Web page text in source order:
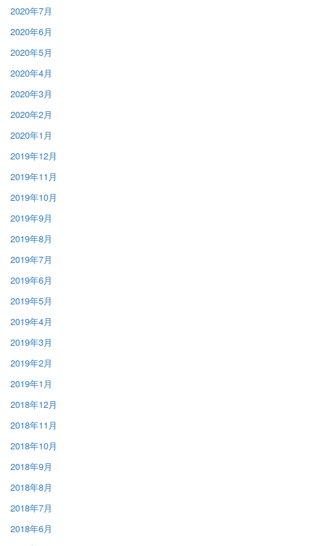
2020年7月
2020年6月
2020年5月
2020年4月
2020年3月
2020年2月
2020年1月
2019年12月
2019年11月
2019年10月
2019年9月
2019年8月
2019年7月
2019年6月
2019年5月
2019年4月
2019年3月
2019年2月
2019年1月
2018年12月
2018年11月
2018年10月
2018年9月
2018年8月
2018年7月
2018年6月